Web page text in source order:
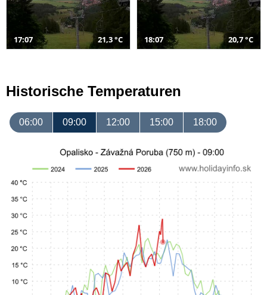
17:07 21,3 °C 18:07 20,7 °C
Historische Temperaturen
06:00 09:00 12:00 15:00 18:00